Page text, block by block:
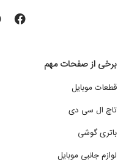
برخی از صفحات مهم
قطعات موبایل
تاچ ال سی دی
باتری گوشی
لوازم جانبی موبایل